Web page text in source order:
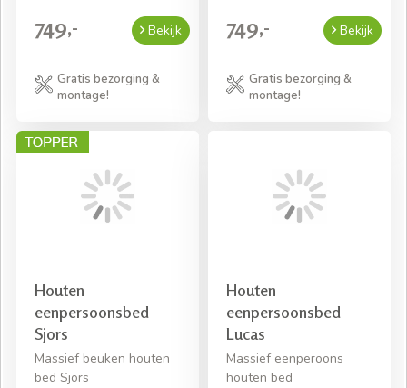
749,- Bekijk
Gratis bezorging &
montage!
749,- Bekijk
Gratis bezorging &
montage!
Houten
eenpersoonsbed
Sjors
Massief beuken houten
bed Sjors
Houten
eenpersoonsbed
Lucas
Massief eenperoons
houten bed